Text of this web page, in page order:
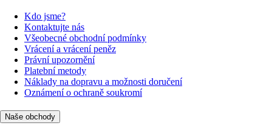
Kdo jsme?
Kontaktujte nás
Všeobecné obchodní podmínky
Vrácení a vrácení peněz
Právní upozornění
Platební metody
Náklady na dopravu a možnosti doručení
Oznámení o ochraně soukromí
Naše obchody